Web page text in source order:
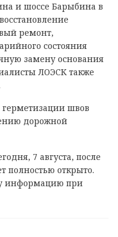
и шоссе Барыбина в
ремонт,
состояния
замену основания
ЛОЭСК также
герметизации швов
дорожной
7 августа, после
полностью открыто.
информацию при